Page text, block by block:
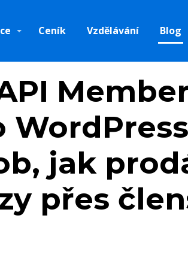
Ceník Vzdělávání Blog
jak
přes